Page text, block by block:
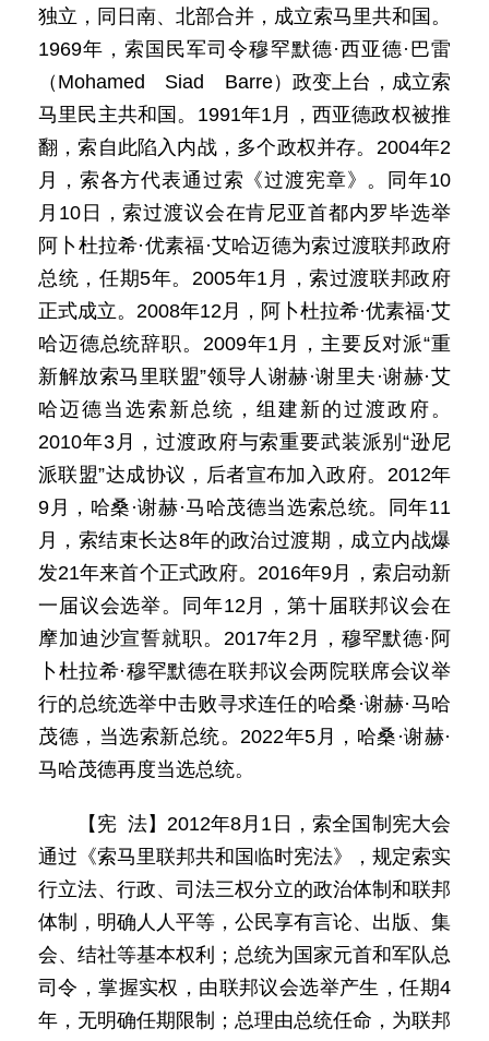
独立，同日南、北部合并，成立索马里共和国。
1969年，索国民军司令穆罕默德·西亚德·巴雷
（Mohamed Siad Barre）政变上台，成立索
马里民主共和国。1991年1月，西亚德政权被推
翻，索自此陷入内战，多个政权并存。2004年2
月，索各方代表通过索《过渡宪章》。同年10
月10日，索过渡议会在肯尼亚首都内罗毕选举
阿卜杜拉希·优素福·艾哈迈德为索过渡联邦政府
总统，任期5年。2005年1月，索过渡联邦政府
正式成立。2008年12月，阿卜杜拉希·优素福·艾
哈迈德总统辞职。2009年1月，主要反对派“重
新解放索马里联盟”领导人谢赫·谢里夫·谢赫·艾
哈迈德当选索新总统，组建新的过渡政府。
2010年3月，过渡政府与索重要武装派别“逊尼
派联盟”达成协议，后者宣布加入政府。2012年
9月，哈桑·谢赫·马哈茂德当选索总统。同年11
月，索结束长达8年的政治过渡期，成立内战爆
发21年来首个正式政府。2016年9月，索启动新
一届议会选举。同年12月，第十届联邦议会在
摩加迪沙宣誓就职。2017年2月，穆罕默德·阿
卜杜拉希·穆罕默德在联邦议会两院联席会议举
行的总统选举中击败寻求连任的哈桑·谢赫·马哈
茂德，当选索新总统。2022年5月，哈桑·谢赫·
马哈茂德再度当选总统。
【宪 法】2012年8月1日，索全国制宪大会
通过《索马里联邦共和国临时宪法》，规定索实
行立法、行政、司法三权分立的政治体制和联邦
体制，明确人人平等，公民享有言论、出版、集
会、结社等基本权利；总统为国家元首和军队总
司令，掌握实权，由联邦议会选举产生，任期4
年，无明确任期限制；总理由总统任命，为联邦